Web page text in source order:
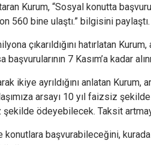
Kurum, “Sosyal konutta
560 bine ulaştı.” bilgisini paylaştı.
çıkarıldığını hatırlatan
başvurularının 7 Kasım’a kadar
ikiye ayrıldığını anlatan
arsayı 10 yıl faizsiz
ödeyebilecek. Taksit
konutlara başvurabileceğini,